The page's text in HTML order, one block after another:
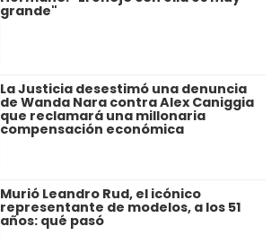
grande"
La Justicia desestimó una denuncia
de Wanda Nara contra Alex Caniggia
que reclamará una millonaria
compensación económica
Murió Leandro Rud, el icónico
representante de modelos, a los 51
años: qué pasó